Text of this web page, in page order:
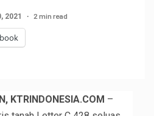
2021 2 min read
KTRINDONESIA.COM –